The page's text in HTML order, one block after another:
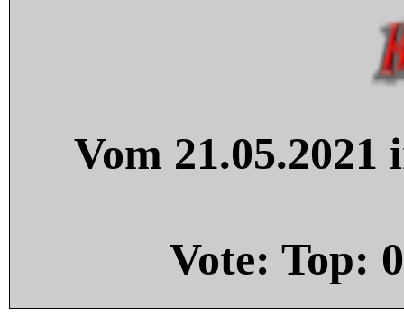
Vom
Vote: Top: 0